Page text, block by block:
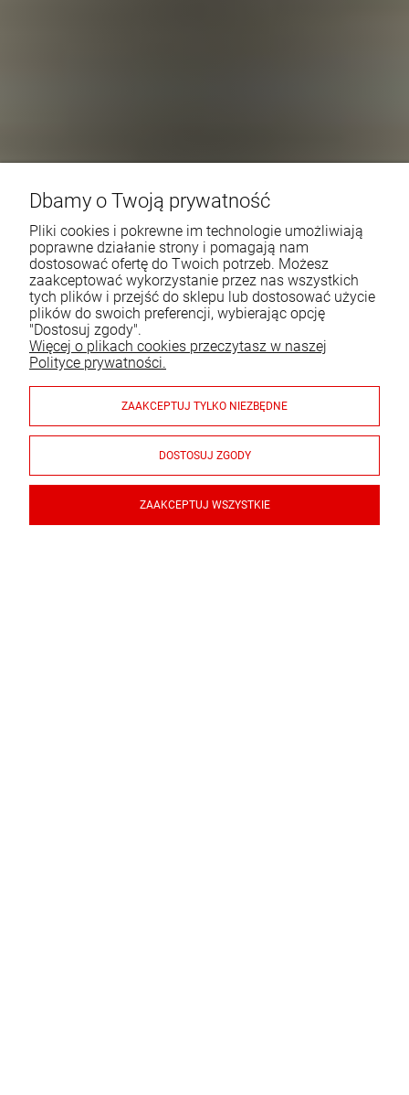
Dbamy o Twoją prywatność
Pliki cookies i pokrewne im technologie umożliwiają
poprawne działanie strony i pomagają nam
dostosować ofertę do Twoich potrzeb. Możesz
zaakceptować wykorzystanie przez nas wszystkich
tych plików i przejść do sklepu lub dostosować użycie
plików do swoich preferencji, wybierając opcję
"Dostosuj zgody".
Więcej o plikach cookies przeczytasz w naszej
Polityce prywatności.
ZAAKCEPTUJ TYLKO NIEZBĘDNE
DOSTOSUJ ZGODY
ZAAKCEPTUJ WSZYSTKIE